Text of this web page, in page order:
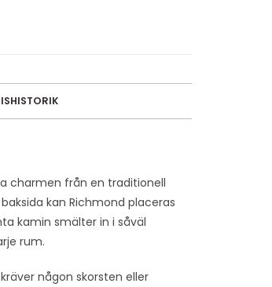
charmen från en traditionell
kan Richmond placeras
kamin smälter in i såväl
rum.
någon skorsten eller